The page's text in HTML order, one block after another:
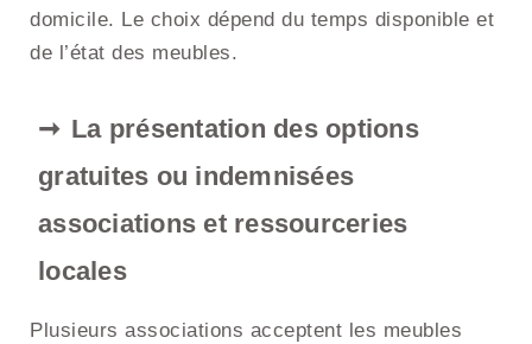
domicile. Le choix dépend du temps disponible et
de l’état des meubles.
La présentation des options
gratuites ou indemnisées
associations et ressourceries
locales
Plusieurs associations acceptent les meubles